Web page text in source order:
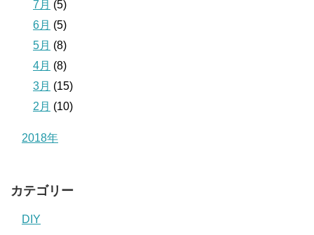
7月 (5)
6月 (5)
5月 (8)
4月 (8)
3月 (15)
2月 (10)
2018年
カテゴリー
DIY